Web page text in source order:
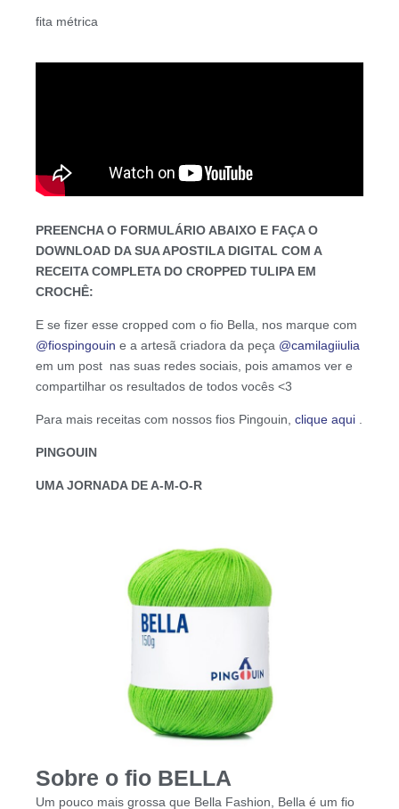
fita métrica
PREENCHA O FORMULÁRIO ABAIXO E FAÇA O
DOWNLOAD DA SUA APOSTILA DIGITAL COM A
RECEITA COMPLETA DO CROPPED TULIPA EM
CROCHÊ:
E se fizer esse cropped com o fio Bella, nos marque com
@fiospingouin e a artesã criadora da peça @camilagiiulia
em um post nas suas redes sociais, pois amamos ver e
compartilhar os resultados de todos vocês <3
Para mais receitas com nossos fios Pingouin, clique aqui
PINGOUIN
UMA JORNADA DE A-M-O-R
Sobre o fio BELLA
Um pouco mais grossa que Bella Fashion, Bella é um fio